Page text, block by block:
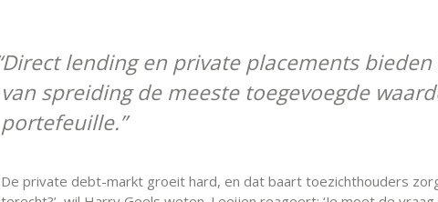
Direct lending en private placements
van spreiding de meeste toegevoegde
portefeuille.
De private debt-markt groeit hard, en dat baart toezichthouders